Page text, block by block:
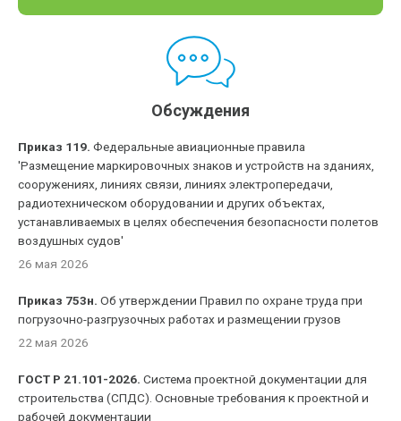
Обсуждения
Приказ 119. Федеральные авиационные правила
'Размещение маркировочных знаков и устройств на зданиях,
сооружениях, линиях связи, линиях электропередачи,
радиотехническом оборудовании и других объектах,
устанавливаемых в целях обеспечения безопасности полетов
воздушных судов'
26 мая 2026
Приказ 753н. Об утверждении Правил по охране труда при
погрузочно-разгрузочных работах и размещении грузов
22 мая 2026
ГОСТ Р 21.101-2026. Система проектной документации для
строительства (СПДС). Основные требования к проектной и
рабочей документации